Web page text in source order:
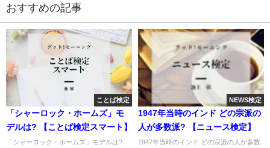
おすすめの記事
ことば検定
「シャーロック・ホームズ」モ
デルは? 【ことば検定スマート】
「シャーロック・ホームズ」モデルは?
NEWS検定
1947年当時のインド どの宗派の
人が多数派? 【ニュース検定】
1947年当時のインド どの宗派の人が多数